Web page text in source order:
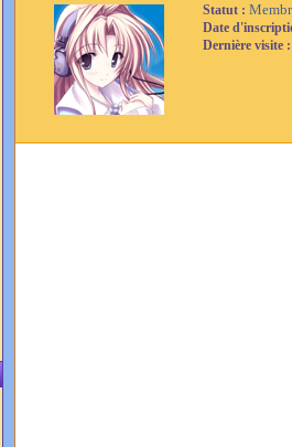
Statut :
Date
Dernière visite